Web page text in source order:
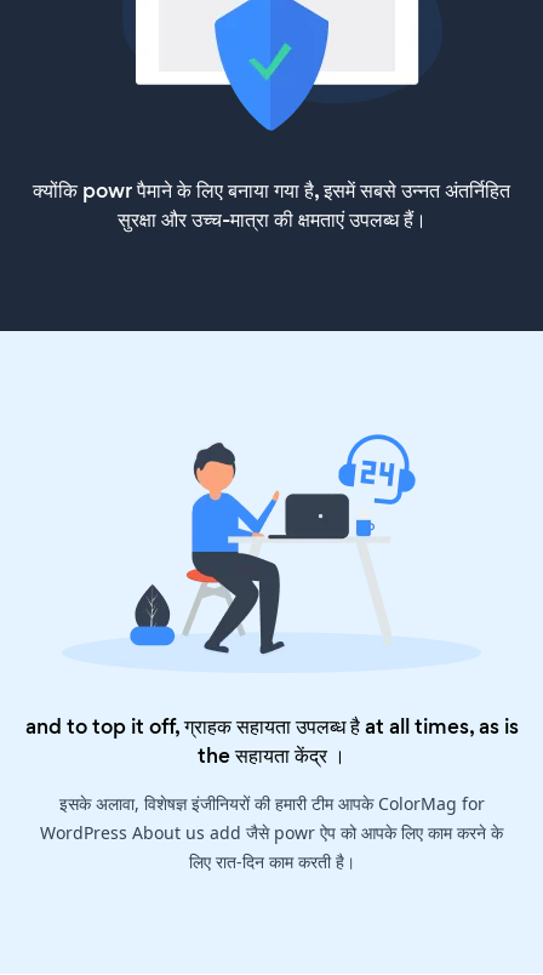
क्योंकि powr पैमाने के लिए बनाया गया है, इसमें सबसे उन्नत अंतर्निहित
सुरक्षा और उच्च-मात्रा की क्षमताएं उपलब्ध हैं।
and to top it off, ग्राहक सहायता उपलब्ध है at all times, as is
theसहायता केंद्र।
इसके अलावा, विशेषज्ञ इंजीनियरों की हमारी टीम आपके ColorMag for
WordPress About us add जैसे powr ऐप को आपके लिए काम करने के
लिए रात-दिन काम करती है।